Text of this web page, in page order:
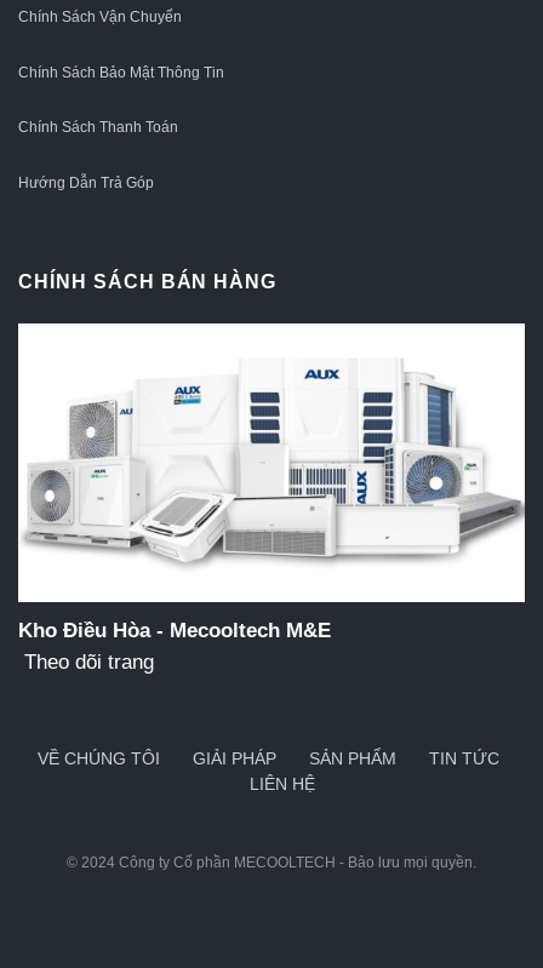
Chính Sách Vận Chuyển
Chính Sách Bảo Mật Thông Tin
Chính Sách Thanh Toán
Hướng Dẫn Trả Góp
CHÍNH SÁCH BÁN HÀNG
Kho Điều Hòa - Mecooltech M&E
Theo dõi trang
VỀ CHÚNG TÔI GIẢI PHÁP SẢN PHẨM
TIN TỨC
LIÊN HỆ
© 2024 Công ty Cổ phần MECOOLTECH - Bảo lưu mọi quyền.